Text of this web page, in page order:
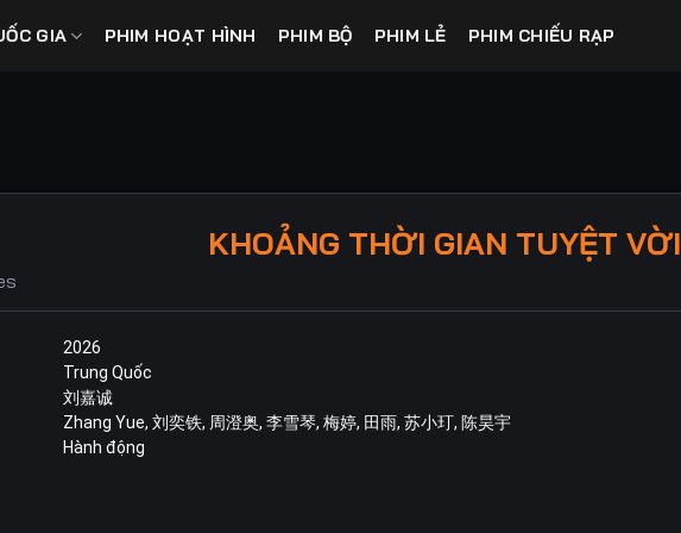
GIA PHIM HOẠT HÌNH PHIM BỘ PHIM LẺ PHIM CHIẾU RẠP
KHOẢNG THỜI GIAN TUYỆT VỜI
2026
Trung Quốc
刘嘉诚
Zhang Yue, 刘奕铁, 周澄奥, 李雪琴, 梅婷, 田雨, 苏小玎, 陈昊宇
Hành động